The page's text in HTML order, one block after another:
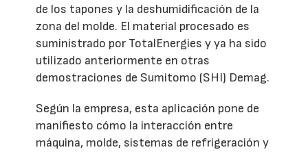
de los tapones y la deshumidificación de la
zona del molde. El material procesado es
suministrado por TotalEnergies y ya ha sido
utilizado anteriormente en otras
demostraciones de Sumitomo (SHI) Demag.
Según la empresa, esta aplicación pone de
manifiesto cómo la interacción entre
máquina, molde, sistemas de refrigeración y